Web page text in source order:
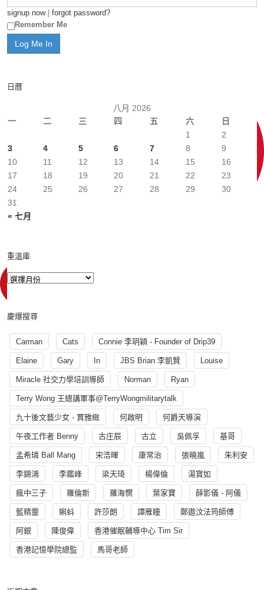
signup now| forgot password?
Remember Me
日曆
八月 2026
一
二 三 四 五 六 日
« 七月
1
2
3
4 5 6 7 8
9
10
11 12 13 14 15
16
17
18 19 20 21 22
23
24
25 26 27 28 29
30
31
重溫庫
慶爆搜尋
Carman Cats Connie 李玥穎 - Founder of Drip39
Elaine Gary In JBS Brian 李凱賢 Louise
Miracle 社交力學培訓導師 Norman Ryan
Terry Wong 王總講軍事@TerryWongmilitarytalk
九十後文藝少女 - 賈雅緻 何啟明 何爵天導演
午夜工作者 Benny 古庄辰 古立 吳佩孚 基哥
孟希璘 Ball Mang 宋浩暉 康常治 張曉嵐 朱利安
李錦鴻 李鑑峰 梁天琦 楊偉倫 湯寳如
瘋中三子 羅倫斯 羅海憫 葉家寶 薛影儀 - 阿儀
藍精靈 蝌蚪 許莎朗 譚雁瞳 鄭遨汶法筠師傅
阿銀 陳俊偉 香港催眠輔導中心 Tim Sir
香港記憶學院總監 馬哥老師